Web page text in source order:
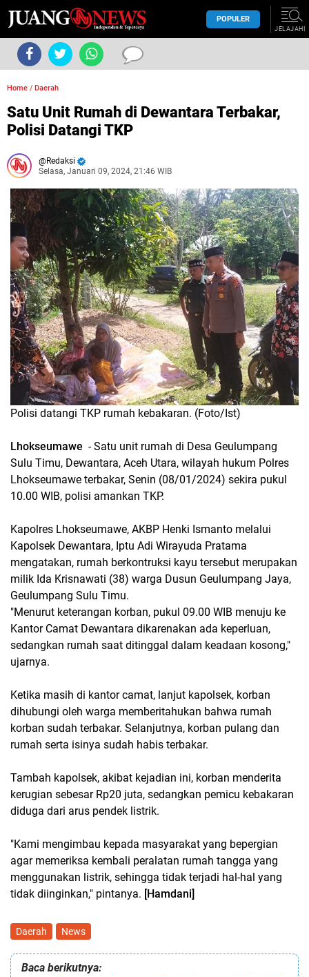
POPULER
JELAJAHI
Home / Daerah
Satu Unit Rumah di Dewantara Terbakar,
Polisi Datangi TKP
Redaksi
Selasa, Januari 09, 2024, 21:46 WIB
Polisi datangi TKP rumah kebakaran. (Foto/Ist)
Lhokseumawe - Satu unit rumah di Desa Geulumpang
Sulu Timu, Dewantara, Aceh Utara, wilayah hukum Polres
Lhokseumawe terbakar, Senin (08/01/2024) sekira pukul
10.00 WIB, polisi amankan TKP.
Kapolres Lhokseumawe, AKBP Henki Ismanto melalui
Kapolsek Dewantara, Iptu Adi Wirayuda Pratama
mengatakan, rumah berkontruksi kayu tersebut merupakan
milik Ida Krisnawati (38) warga Dusun Geulumpang Jaya,
Geulumpang Sulu Timu.
"Menurut keterangan korban, pukul 09.00 WIB menuju ke
Kantor Camat Dewantara dikarenakan ada keperluan,
sedangkan rumah saat ditinggal dalam keadaan kosong,"
ujarnya.
Ketika masih di kantor camat, lanjut kapolsek, korban
dihubungi oleh warga memberitahukan bahwa rumah
korban sudah terbakar. Selanjutnya, korban pulang dan
rumah serta isinya sudah habis terbakar.
Tambah kapolsek, akibat kejadian ini, korban menderita
kerugian sebesar Rp20 juta, sedangkan pemicu kebakaran
diduga dari arus pendek listrik.
"Kami mengimbau kepada masyarakat yang bepergian
agar memeriksa kembali peralatan rumah tangga yang
menggunakan listrik, sehingga tidak terjadi hal-hal yang
tidak diinginkan," pintanya. [Hamdani]
Daerah News
Baca berikutnya: